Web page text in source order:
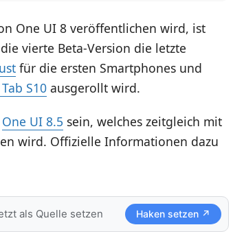
One UI 8 veröffentlichen wird, ist
vierte Beta-Version die letzte
für die ersten Smartphones und
S10ausgerollt wird.
One UI 8.5 sein, welches zeitgleich mit
wird. Offizielle Informationen dazu
als Quelle setzen Haken setzen ↗